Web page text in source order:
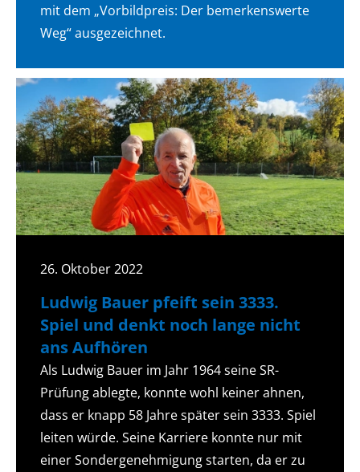
mit dem „Vorbildpreis: Der bemerkenswerte
Weg“ ausgezeichnet.
26. Oktober 2022
Ludwig Bauer pfeift sein 3333.
Spiel und denkt noch lange nicht
ans Aufhören
Als Ludwig Bauer im Jahr 1964 seine SR-
Prüfung ablegte, konnte wohl keiner ahnen,
dass er knapp 58 Jahre später sein 3333. Spiel
leiten würde. Seine Karriere konnte nur mit
einer Sondergenehmigung starten, da er zu